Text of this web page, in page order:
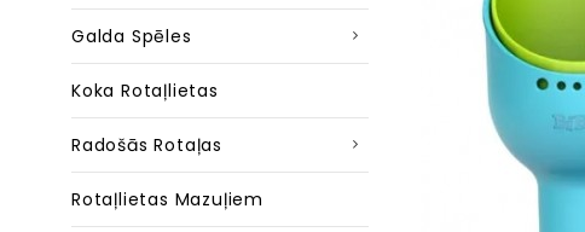
Galda Spēles
Koka Rotaļlietas
Radošās Rotaļas
Rotaļlietas Mazuļiem